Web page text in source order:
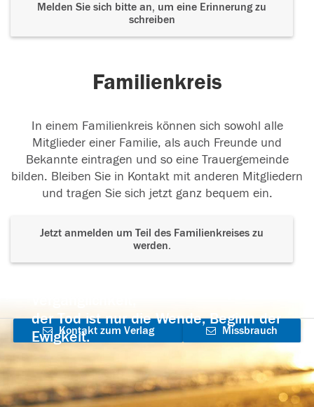
Melden Sie sich bitte an, um eine Erinnerung zu
schreiben
Familienkreis
In einem Familienkreis können sich sowohl alle
Mitglieder einer Familie, als auch Freunde und
Bekannte eintragen und so eine Trauergemeinde
bilden. Bleiben Sie in Kontakt mit anderen Mitgliedern
und tragen Sie sich jetzt ganz bequem ein.
Jetzt anmelden um Teil des Familienkreises zu
werden.
der Tod ist nur die Wende, Beginn der
Ewigkeit.
Kontakt zum Verlag
aufnehmen
Missbrauch